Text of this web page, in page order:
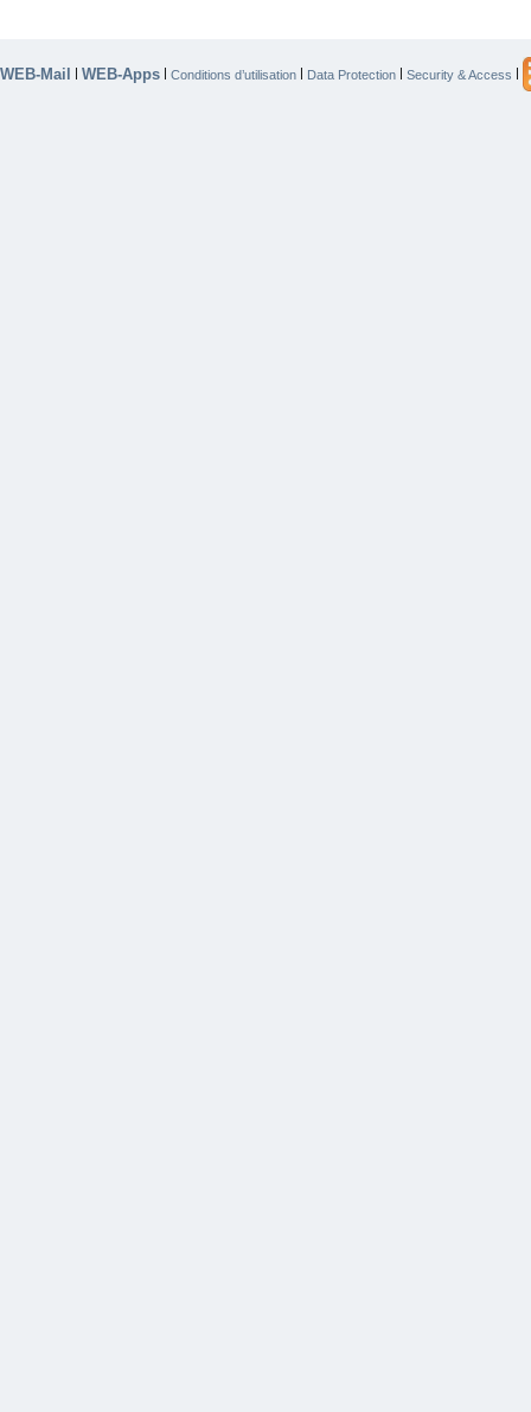
WEB-Mail | WEB-Apps | Conditions d’utilisation | Data Protection | Security & Access |